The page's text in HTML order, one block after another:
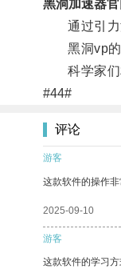
黑洞加速器官
通过引力
黑洞vp的
科学家们相
#44#
评论
游客
这款软件的操作非
2025-09-10
游客
这款软件的学习